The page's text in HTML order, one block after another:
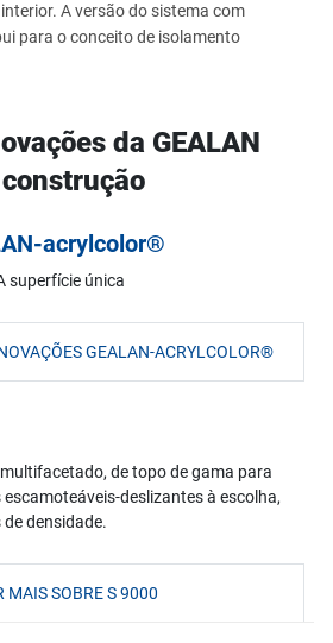
A versão do sistema com
para o conceito de isolamento
da GEALAN
acrylcolor®
superfície única
GEALAN-ACRYLCOLOR®
de topo de gama para
deslizantes à escolha,
densidade.
MAIS SOBRE S 9000